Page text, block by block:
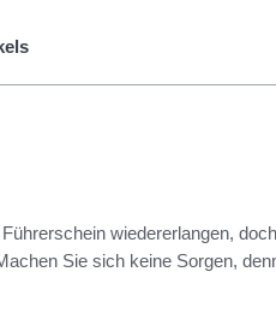
wiedererlangen,
Sie sich keine Sorgen,